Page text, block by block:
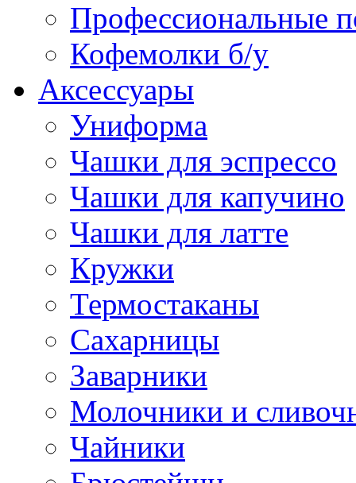
Профессиональные
Кофемолки б/у
Аксессуары
Униформа
Чашки для эспрессо
Чашки для капучино
Чашки для латте
Кружки
Термостаканы
Сахарницы
Заварники
Молочники и
Чайники